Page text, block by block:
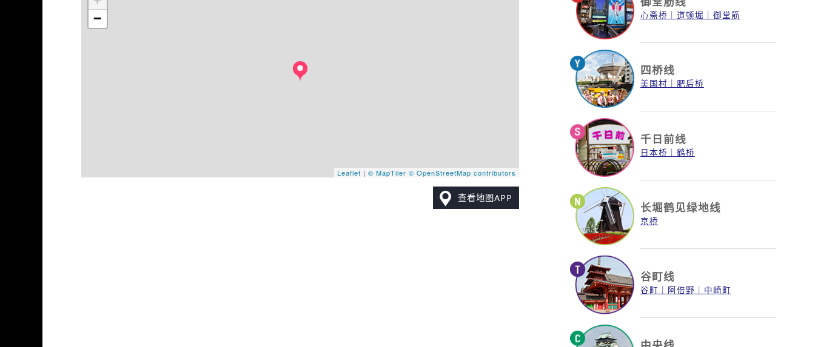
−
Leaflet |© MapTiler © OpenStreetMap contributors
查看地图APP
心斋桥 道顿堀 御堂筋
四桥线
美国村 肥后桥
千日前线
日本桥 鹤桥
长堀鹤见绿地线
京桥
谷町线
谷町 阿倍野 中崎町